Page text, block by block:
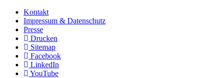
Kontakt
Impressum & Datenschutz
Presse
Drucken
Sitemap
Facebook
LinkedIn
YouTube